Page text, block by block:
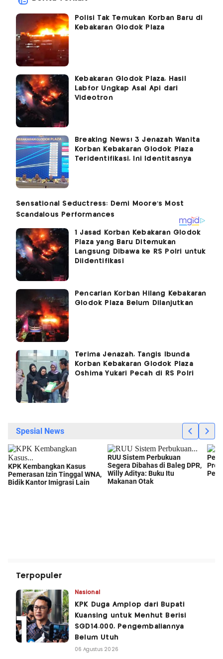
Polisi Tak Temukan Korban Baru di
Kebakaran Glodok Plaza
Kebakaran Glodok Plaza, Hasil
Labfor Ungkap Asal Api dari
Videotron
Breaking News! 3 Jenazah Wanita
Korban Kebakaran Glodok Plaza
Teridentifikasi, Ini Identitasnya
1 Jasad Korban Kebakaran Glodok
Plaza yang Baru Ditemukan
Langsung Dibawa ke RS Polri untuk
Diidentifikasi
Pencarian Korban Hilang Kebakaran
Glodok Plaza Belum Dilanjutkan
Terima Jenazah, Tangis Ibunda
Korban Kebakaran Glodok Plaza
Oshima Yukari Pecah di RS Polri
Terpopuler
Nasional
KPK Duga Amplop dari Bupati
Kuansing untuk Menhut Berisi
SGD14.000, Pengembaliannya
Belum Utuh
06 Agustus 2026